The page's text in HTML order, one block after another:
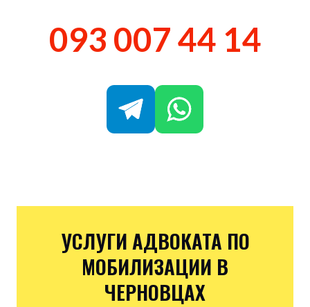
093 007 44 14
УСЛУГИ АДВОКАТА ПО
МОБИЛИЗАЦИИ В
ЧЕРНОВЦАХ